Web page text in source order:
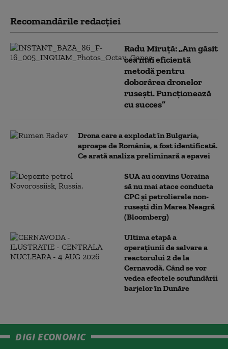
Recomandările redacţiei
Radu Miruță: „Am găsit
cea mai eficientă
metodă pentru
doborârea dronelor
rusești. Funcționează
cu succes”
Drona care a explodat în Bulgaria,
aproape de România, a fost identificată.
Ce arată analiza preliminară a epavei
SUA au convins Ucraina
să nu mai atace conducta
CPC şi petrolierele non-
ruseşti din Marea Neagră
(Bloomberg)
Ultima etapă a
operațiunii de salvare a
reactorului 2 de la
Cernavodă. Când se vor
vedea efectele scufundării
barjelor în Dunăre
DIGI ECONOMIC